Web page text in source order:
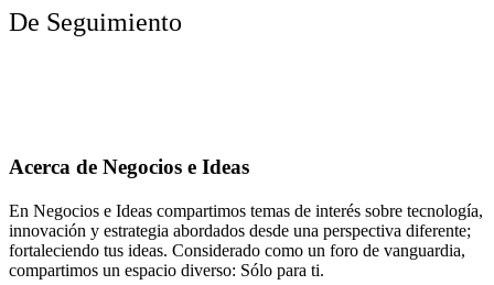
De Seguimiento
Acerca de Negocios e Ideas
En Negocios e Ideas compartimos temas de interés sobre tecnología,
innovación y estrategia abordados desde una perspectiva diferente;
fortaleciendo tus ideas. Considerado como un foro de vanguardia,
compartimos un espacio diverso: Sólo para ti.